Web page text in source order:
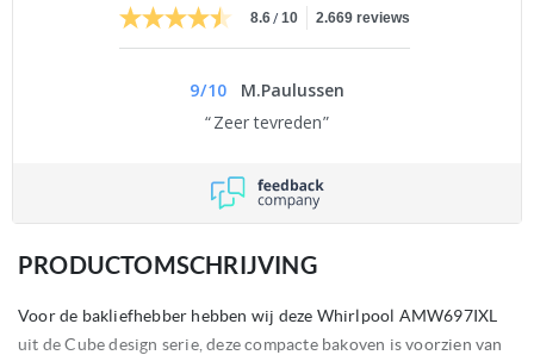
8.6/ 10 2.669 reviews
9/10
M.Paulussen
Zeer tevreden
PRODUCTOMSCHRIJVING
Voor de bakliefhebber hebben wij deze Whirlpool AMW697IXL
uit de Cube design serie, deze compacte bakoven is voorzien van